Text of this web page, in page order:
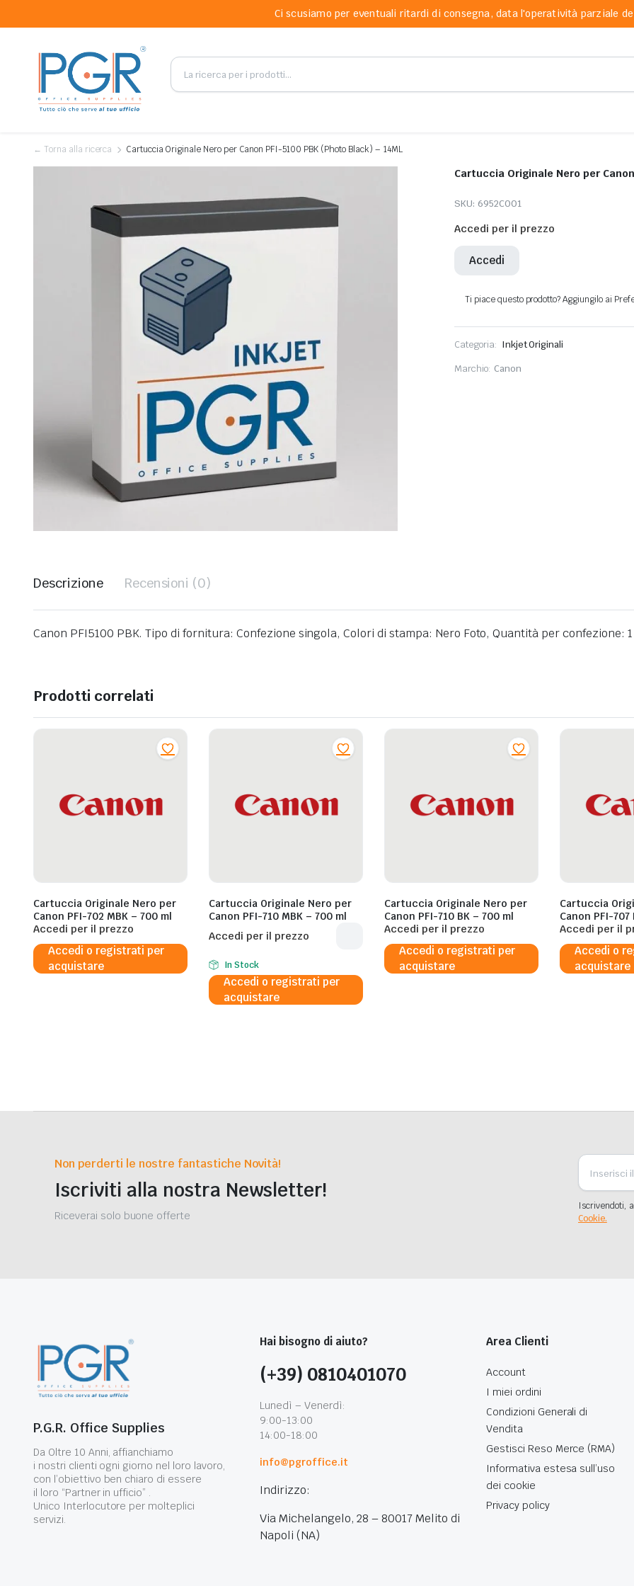
Ci scusiamo per eventuali ritardi di consegna, data l'operatività parziale
← Torna alla ricerca Cartuccia Originale Nero per Canon PFI-5100 PBK (Photo Black) – 14ML
Cartuccia Originale Nero per
SKU: 6952C001
Accedi per il prezzo
Accedi
Categoria: Inkjet Originali
Marchio: Canon
Descrizione Recensioni (0)
Canon PFI5100 PBK. Tipo di fornitura: Confezione singola, Colori di stampa: Nero Foto, Quantità per confezione:
Prodotti correlati
Cartuccia Originale Nero per
Canon PFI-702 MBK – 700 ml
Accedi per il prezzo
Accedi o registrati per
acquistare
Cartuccia Originale Nero per
Canon PFI-710 MBK – 700 ml
Accedi per il prezzo
In Stock
Accedi o registrati per
acquistare
Cartuccia Originale Nero per
Canon PFI-710 BK – 700 ml
Accedi per il prezzo
Accedi o registrati per
acquistare
Cartuccia
Canon PFI-707
Accedi per il
Accedi o
acquistare
Non perderti le nostre fantastiche Novità!
Iscriviti alla nostra Newsletter!
Riceverai solo buone offerte
Iscrivendoti,
Cookie.
P.G.R. Office Supplies
Da Oltre 10 Anni, affianchiamo
i nostri clienti ogni giorno nel loro lavoro,
con l’obiettivo ben chiaro di essere
il loro “Partner in ufficio” .
Unico Interlocutore per molteplici
servizi.
Hai bisogno di aiuto?
(+39) 0810401070
Lunedì – Venerdì:
9:00-13:00
14:00-18:00
info@pgroffice.it
Indirizzo:
Via Michelangelo, 28 – 80017 Melito di
Napoli (NA)
Area Clienti
Account
I miei ordini
Condizioni Generali di
Vendita
Gestisci Reso Merce (RMA)
Informativa estesa sull’uso
dei cookie
Privacy policy